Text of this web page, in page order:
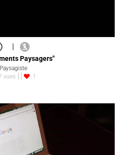
|
Paysagers"
Paysagiste
vues
1